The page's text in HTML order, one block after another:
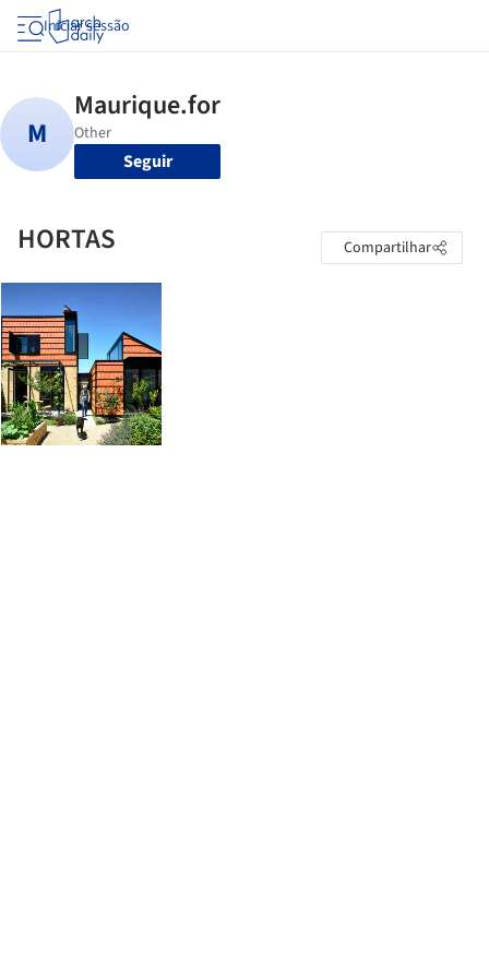
Iniciar sessão
Seguir
HORTAS Compartilhar